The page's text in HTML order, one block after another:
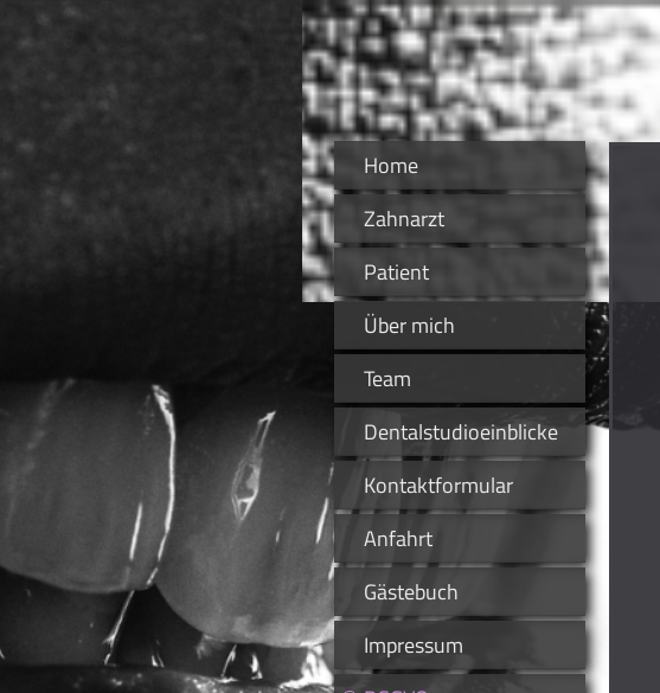
Home
Zahnarzt
Patient
Über mich
Team
Dentalstudioeinblicke
Kontaktformular
Anfahrt
Gästebuch
Impressum